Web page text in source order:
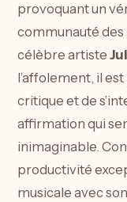
provoquant un
communauté des
célèbre artiste Jul
l’affolement, il
critique et de
affirmation qui
inimaginable.
productivité
musicale avec